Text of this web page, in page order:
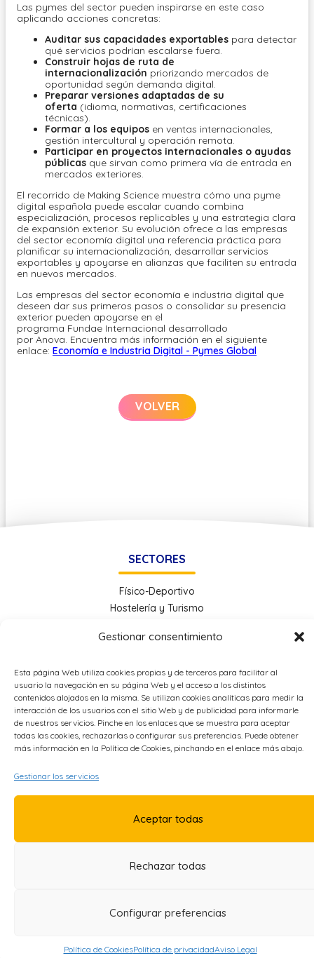
Gestionar consentimiento
Esta página Web utiliza cookies propias y de terceros para facilitar al
usuario la navegación en su página Web y el acceso a los distintos
contenidos alojados en la misma. Se utilizan cookies analíticas para medir la
interacción de los usuarios con el sitio Web y de publicidad para informarle
de nuestros servicios. Pinche en los enlaces que se muestra para aceptar
todas las cookies, rechazarlas o configurar sus preferencias. Puede obtener
más información en la Política de Cookies, pinchando en el enlace más abajo.
Gestionar los servicios
Aceptar todas
Rechazar todas
Configurar preferencias
Política de CookiesPolítica de privacidadAviso Legal
Las pymes del sector pueden inspirarse en este caso
aplicando acciones concretas:
Auditar sus capacidades exportables para detectar
qué servicios podrían escalarse fuera.
Construir hojas de ruta de
internacionalización priorizando mercados de
oportunidad según demanda digital.
Preparar versiones adaptadas de su
oferta (idioma, normativas, certificaciones
técnicas).
Formar a los equipos en ventas internacionales,
gestión intercultural y operación remota.
Participar en proyectos internacionales o ayudas
públicas que sirvan como primera vía de entrada en
mercados exteriores.
El recorrido de Making Science muestra cómo una pyme
digital española puede escalar cuando combina
especialización, procesos replicables y una estrategia clara
de expansión exterior. Su evolución ofrece a las empresas
del sector economía digital una referencia práctica para
planificar su internacionalización, desarrollar servicios
exportables y apoyarse en alianzas que faciliten su entrada
en nuevos mercados.
Las empresas del sector economía e industria digital que
deseen dar sus primeros pasos o consolidar su presencia
exterior pueden apoyarse en el
programa Fundae Internacional desarrollado
por Anova. Encuentra más información en el siguiente
enlace: Economía e Industria Digital - Pymes Global
VOLVER
SECTORES
Físico-Deportivo
Hostelería y Turismo
Economía e Industria Digital
Energía
Metal
OTROS ENLACES
Aviso Legal